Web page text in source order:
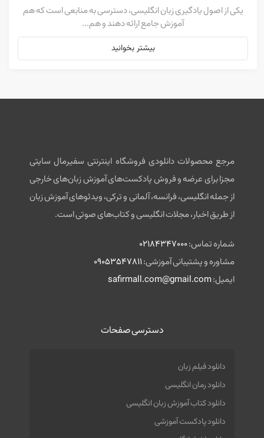
یکی از اصول یادگیری زبان انگلیسی، دسترسی به منابعی است که هم
آموزش جامع ارائه دهند و هم...
بیشتر بخوانید
مرجع محصولات دانلودی فروشگاه اینترنتی سفیرمال سایتی
مجزا برای عرضه و فروش پادکست‌های آموزش زبان‌های خارجی
از جمله انگلیسی، فرانسه، آلمانی و ترکی، ویدئوهای آموزش زبان
از طریق اخبار، مجلات انگلیسی و کتاب‌های صوتی است.
شماره تماس:02184347000
مشاوره و پشتیبانی آموزشی:09053547811
ایمیل:safirmall.com@gmail.com
دسترسی صفحات
دانلود فیلم زبان
دانلود رمان انگلیسی
دانلود کتاب آموزش زبان انگلیسی
دانلود پادکست آموزشی